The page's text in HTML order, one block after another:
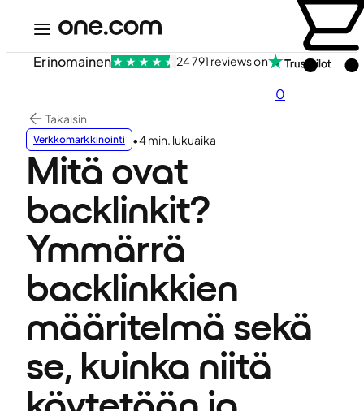
0
Erinomainen 24 791 reviews on
Takaisin
Verkkomarkkinointi •4 min. lukuaika
Mitä ovat
backlinkit?
Ymmärrä
backlinkkien
määritelmä sekä
se, kuinka niitä